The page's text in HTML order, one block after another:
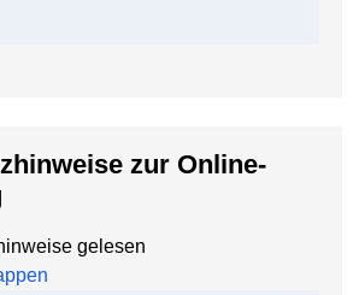
zur Online-
gelesen